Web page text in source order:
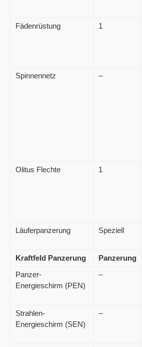
Fädenrüstung 1
Spinnennetz –
Olitus Flechte 1
Läuferpanzerung Speziell
Kraftfeld Panzerung
Panzerung
Panzer-
Energieschirm (PEN)
–
Strahlen-
Energieschirm (SEN)
–